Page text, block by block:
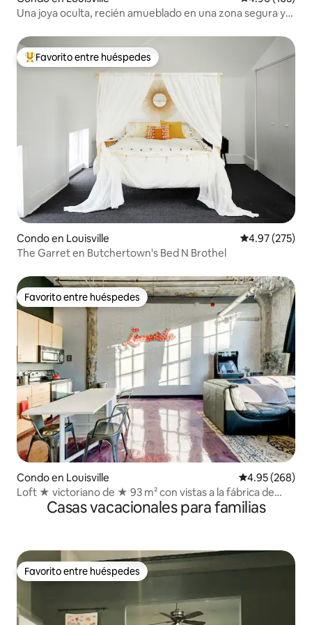
Una joya oculta, recién amueblado en una zona segura y
Favorito entre huéspedes preferido
Favorito entre huéspedes
Condo en Louisville Calificación
4.97 (275)
The Garret en Butchertown's Bed N Brothel
Favorito entre huéspedes
Favorito entre huéspedes
Condo en Louisville Calificación
4.95 (268)
Loft ★ victoriano de ★ 93 m² con vistas a la fábrica de
vidrio de Louisville
Casas vacacionales para familias
Favorito entre huéspedes
Favorito entre huéspedes